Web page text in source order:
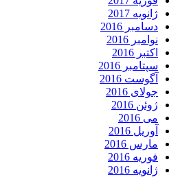
ژانویه 2017
دسامبر 2016
نوامبر 2016
اکتبر 2016
سپتامبر 2016
آگوست 2016
جولای 2016
ژوئن 2016
می 2016
آوریل 2016
مارس 2016
فوریه 2016
ژانویه 2016